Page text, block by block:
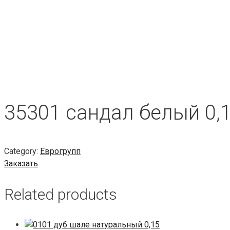
35301 сандал белый
Category: Еврогрупп
Заказать
Related products